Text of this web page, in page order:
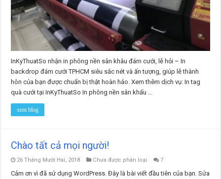
InKyThuatSo nhận in phông nền sân khâu đám cưới, lễ hỏi – In
backdrop đám cưới TPHCM siêu sắc nét và ấn tượng, giúp lễ thành
hôn của bạn được chuẩn bị thật hoàn hảo. Xem thêm dịch vụ: In tag
quà cưới tại InKyThuatSo In phông nền sân khấu …
xem blog
Chào tất cả mọi người!
26 Tháng Mười Hai, 2018 Chưa được phân loại 7
Cảm ơn vì đã sử dụng WordPress. Đây là bài viết đầu tiên của bạn. Sửa